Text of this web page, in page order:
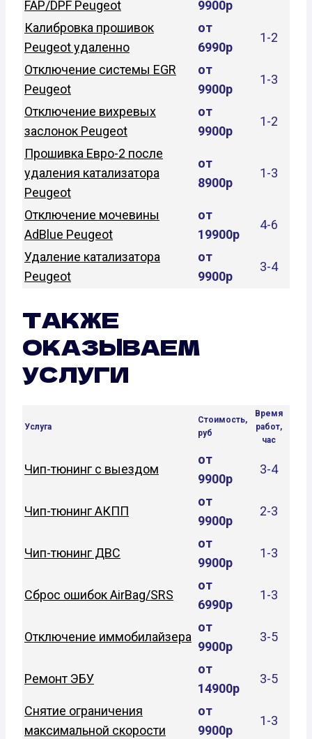
FAP/DPF Peugeot 9900р
Калибровка прошивок
Peugeot удаленно
от
6990р
1-2
Отключение системы EGR
Peugeot
от
9900р
1-3
Отключение вихревых
заслонок Peugeot
от
9900р
1-2
Прошивка Евро-2 после
удаления катализатора
Peugeot
от
8900р
1-3
Отключение мочевины
AdBlue Peugeot
от
19900р
4-6
Удаление катализатора
Peugeot
от
9900р
3-4
ТАКЖЕ
ОКАЗЫВАЕМ
УСЛУГИ
Услуга
Стоимость,
руб
Время
работ,
час
Чип-тюнинг с выездом
от
9900р
3-4
Чип-тюнинг АКПП
от
9900р
2-3
Чип-тюнинг ДВС
от
9900р
1-3
Сброс ошибок AirBag/SRS
от
6990р
1-3
Отключение иммобилайзера
от
9900р
3-5
Ремонт ЭБУ
от
14900р
3-5
Снятие ограничения
максимальной скорости
от
9900р
1-3